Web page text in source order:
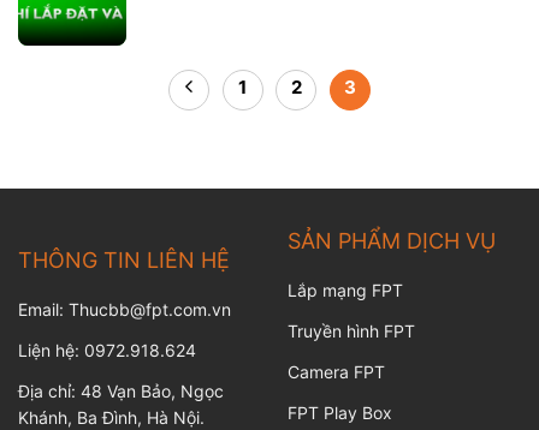
1 2 3
THÔNG TIN LIÊN HỆ
Email: Thucbb@fpt.com.vn
Liện hệ: 0972.918.624
Địa chỉ: 48 Vạn Bảo, Ngọc
Khánh, Ba Đình, Hà Nội.
SẢN PHẨM DỊCH VỤ
Lắp mạng FPT
Truyền hình FPT
Camera FPT
FPT Play Box